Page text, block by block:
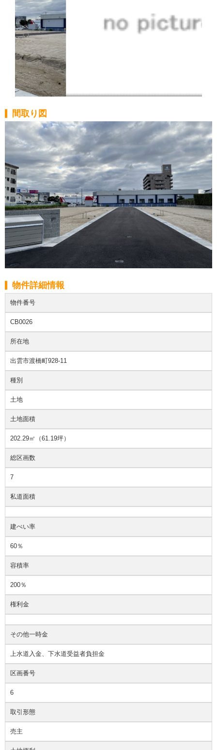
間取り図
物件詳細情報
物件番号
CB0026
所在地
出雲市渡橋町928-11
種別
土地
土地面積
202.29㎡（61.19坪）
総区画数
7
私道面積
建ぺい率
60％
容積率
200％
権利金
その他一時金
上水道入金、下水道受益者負担金
区画番号
6
取引形態
売主